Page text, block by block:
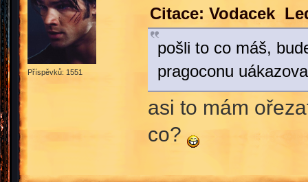
Příspěvků: 1551
Citace: Vodacek
pošli to co máš,
pragoconu
asi to mám
co?